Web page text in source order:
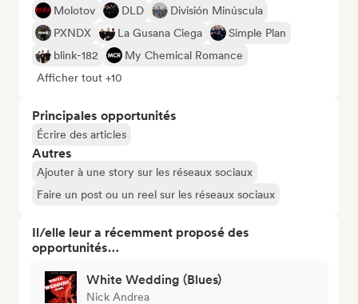
Molotov DLD
División Minúscula
PXNDX
La Gusana Ciega
Simple Plan
blink-182
My Chemical Romance
Afficher tout +10
Principales opportunités
Écrire des articles
Autres
Ajouter à une story sur les réseaux sociaux
Faire un post ou un reel sur les réseaux sociaux
Il/elle leur a récemment proposé des
opportunités…
White Wedding (Blues)
Nick Andrea